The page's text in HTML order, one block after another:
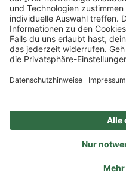
Impressum Datenschutz
FAQ
Veranstaltungen
Sitemap